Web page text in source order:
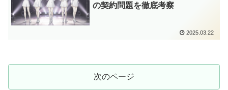
の契約問題を徹底考察
2025.03.22
次のページ